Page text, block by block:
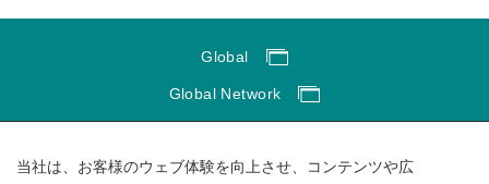
Global
Global Network
ソーシャルメディアポリシー
当社は、お客様のウェブ体験を向上させ、コンテンツや広